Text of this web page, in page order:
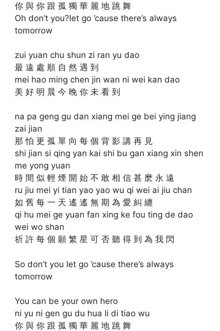
你 與 你 跟 孤 獨 華 麗 地 跳 舞
Oh don’t you?let go ’cause there’s always
tomorrow
zui yuan chu shun zi ran yu dao
最 遠 處 順 自 然 遇 到
mei hao ming chen jin wan ni wei kan dao
美 好 明 晨 今 晚 你 未 看 到
na pa geng gu dan xiang mei ge bei ying jiang
zai jian
那 怕 更 孤 單 向 每 個 背 影 講 再 見
shi jian si qing yan kai shi bu gan xiang xin shen
me yong yuan
時 間 似 輕 煙 開 始 不 敢 相 信 甚 麽 永 遠
ru jiu mei yi tian yao yao wu qi wei ai jiu chan
如 舊 每 一 天 遙 遙 無 期 為 愛 糾 纏
qi hu mei ge yuan fan xing ke fou ting de dao
wei wo shan
祈 許 每 個 願 繁 星 可 否 聽 得 到 為 我 閃
So don’t you let go ’cause there’s always
tomorrow
You can be your own hero
ni yu ni gen gu du hua li di tiao wu
你 與 你 跟 孤 獨 華 麗 地 跳 舞